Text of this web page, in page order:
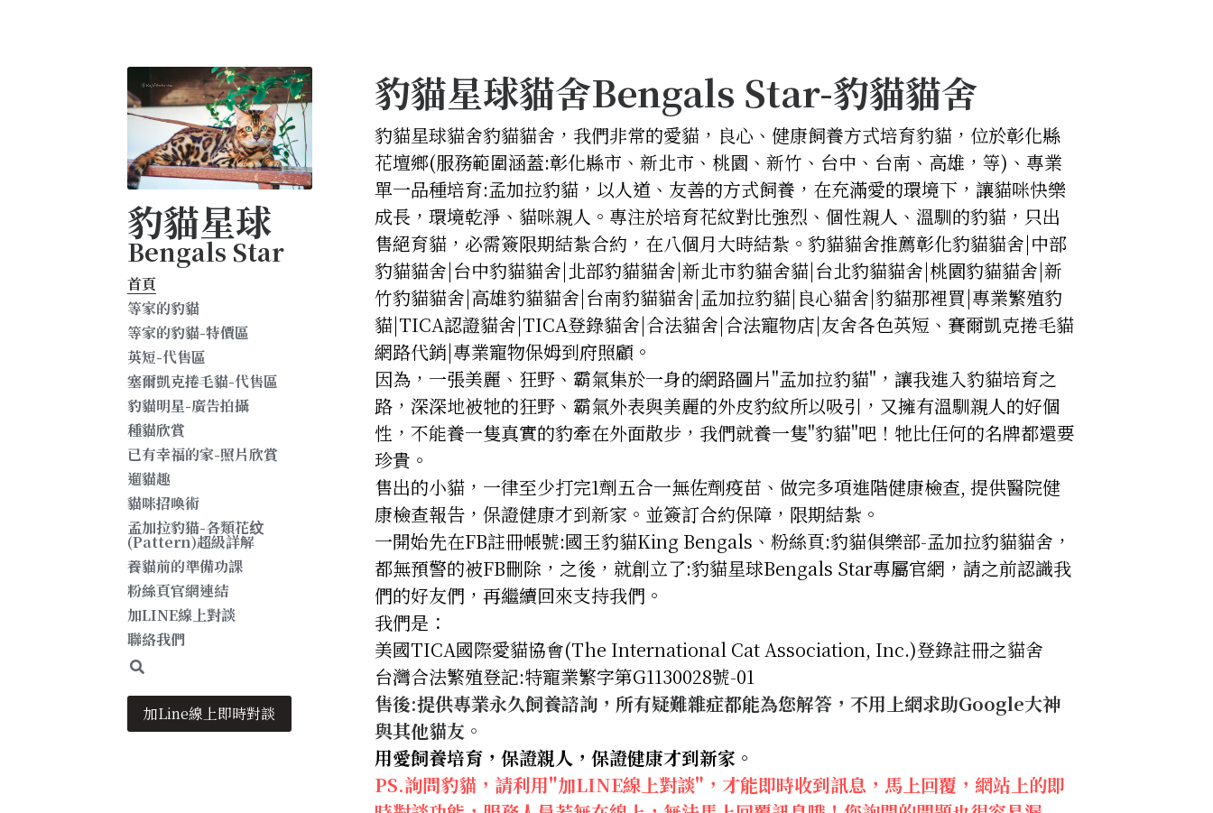
豹貓星球
Bengals Star
首頁
等家的豹貓
等家的豹貓-特價區
英短-代售區
塞爾凱克捲毛貓-代售區
豹貓明星-廣告拍攝
種貓欣賞
已有幸福的家-照片欣賞
遛貓趣
貓咪招喚術
孟加拉豹猫-各類花纹
(Pattern)超級詳解
養貓前的準備功課
粉絲頁官網連結
加LINE線上對談
聯絡我們
加Line線上即時對談
豹貓星球貓舍Bengals Star-豹貓貓舍
豹貓星球貓舍豹貓貓舍，我們非常的愛貓，良心、健康飼養方式培育豹貓，位於彰化縣
花壇鄉(服務範圍涵蓋:彰化縣市、新北市、桃園、新竹、台中、台南、高雄，等)、專業
單一品種培育:孟加拉豹貓，以人道、友善的方式飼養，在充滿愛的環境下，讓貓咪快樂
成長，環境乾淨、貓咪親人。專注於培育花紋對比強烈、個性親人、溫馴的豹貓，只出
售絕育貓，必需簽限期結紮合約，在八個月大時結紮。豹貓貓舍推薦彰化豹貓貓舍|中部
豹貓貓舍|台中豹貓貓舍|北部豹貓貓舍|新北市豹貓舍貓|台北豹貓貓舍|桃園豹貓貓舍|新
竹豹貓貓舍|高雄豹貓貓舍|台南豹貓貓舍|孟加拉豹貓|良心貓舍|豹貓那裡買|專業繁殖豹
貓|TICA認證貓舍|TICA登錄貓舍|合法貓舍|合法寵物店|友舍各色英短、賽爾凱克捲毛貓
網路代銷|專業寵物保姆到府照顧。
因為，一張美麗、狂野、霸氣集於一身的網路圖片"孟加拉豹貓"，讓我進入豹貓培育之
路，深深地被牠的狂野、霸氣外表與美麗的外皮豹紋所以吸引，又擁有溫馴親人的好個
性，不能養一隻真實的豹牽在外面散步，我們就養一隻"豹貓"吧！牠比任何的名牌都還要
珍貴。
售出的小貓，一律至少打完1劑五合一無佐劑疫苗、做完多項進階健康檢查, 提供醫院健
康檢查報告，保證健康才到新家。並簽訂合約保障，限期結紮。
一開始先在FB註冊帳號:國王豹貓King Bengals、粉絲頁:豹貓俱樂部-孟加拉豹貓貓舍，
都無預警的被FB刪除，之後，就創立了:豹貓星球Bengals Star專屬官網，請之前認識我
們的好友們，再繼續回來支持我們。
我們是：
美國TICA國際愛貓協會(The International Cat Association, Inc.)登錄註冊之貓舍
台灣合法繁殖登記:特寵業繁字第G1130028號-01
售後:提供專業永久飼養諮詢，所有疑難雜症都能為您解答，不用上網求助Google大神
與其他貓友。
用愛飼養培育，保證親人，保證健康才到新家。
PS.詢問豹貓，請利用"加LINE線上對談"，才能即時收到訊息，馬上回覆，網站上的即